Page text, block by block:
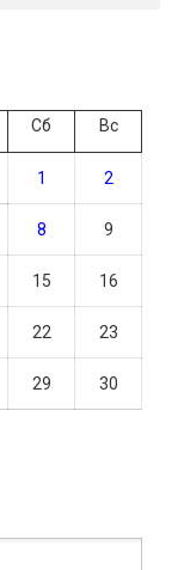
Сб Вс
1 2
8 9
15 16
22 23
29 30